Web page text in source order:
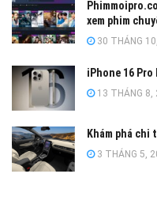
xem phim
30 THÁNG
iPhone 16
13 THÁNG 8,
Khám phá
3 THÁNG 5,